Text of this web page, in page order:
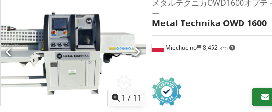
1 / 11
Miechucino 8,452 km
メタルテクニカOWD1600オプテ
ー
Metal Technika OWD 1600